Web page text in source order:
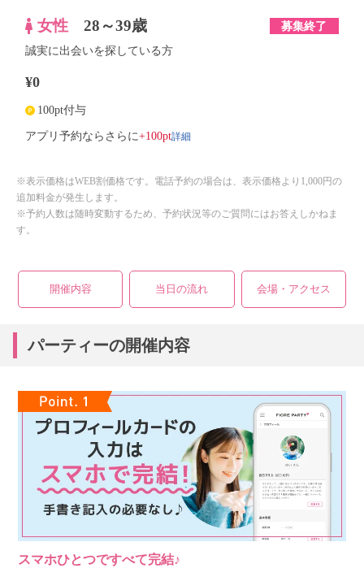
女性 28～39歳 募集終了
誠実に出会いを探している方
¥0
100pt付与
アプリ予約ならさらに+100pt詳細
※表示価格はWEB割価格です。電話予約の場合は、表示価格より1,000円の
追加料金が発生します。
※予約人数は随時変動するため、予約状況等のご質問にはお答えしかねま
す。
開催内容 当日の流れ 会場・アクセス
パーティーの開催内容
スマホひとつですべて完結♪